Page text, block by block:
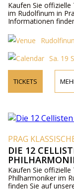
Kaufen Sie
im Rudolfinum in
Informationen
Sa. 19
TICKETS
PRAG
DIE 12
Kaufen Sie
Philharmoniker im
finden Sie auf